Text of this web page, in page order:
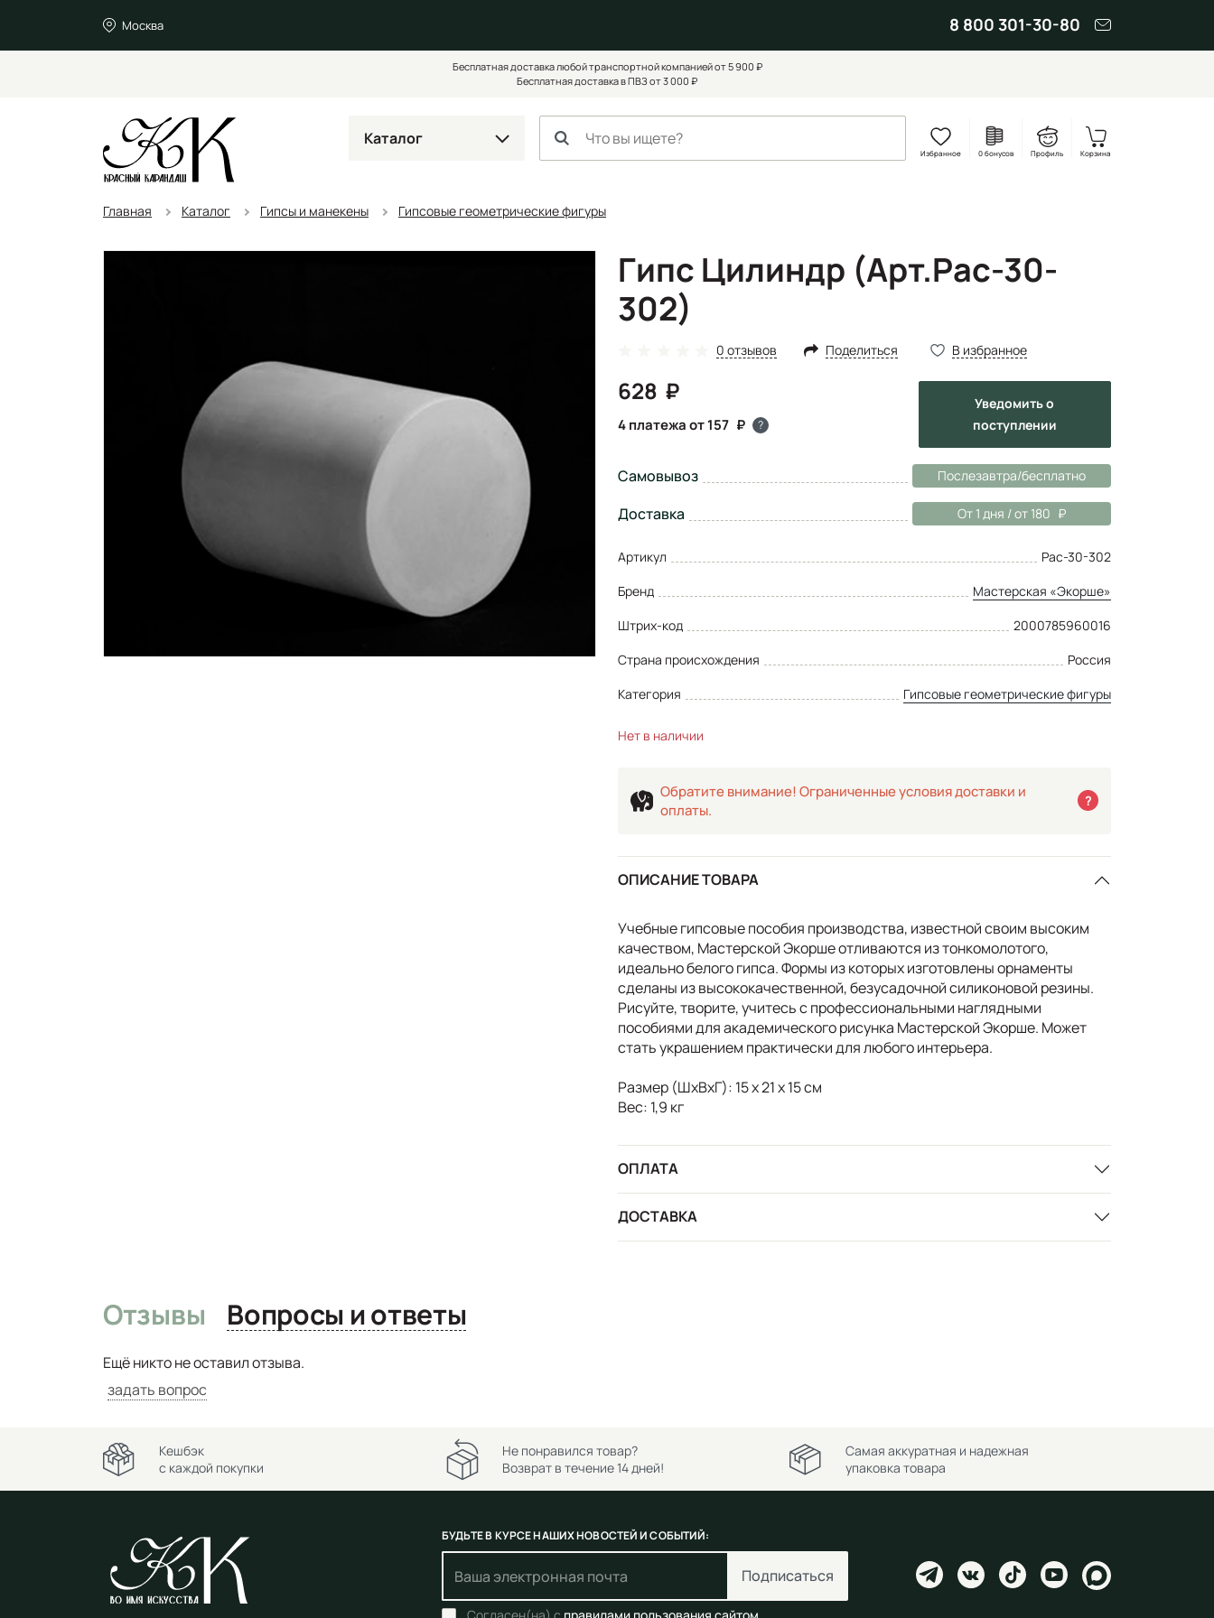
Москва 8 800 301-30-80
Бесплатная доставка любой транспортной компанией от 5 900 ₽
Бесплатная доставка в ПВЗ от 3 000 ₽
Каталог
Избранное 0 бонусов Профиль Корзина
Главная Каталог Гипсы и манекены Гипсовые геометрические фигуры
Гипс Цилиндр (Арт.Рас-30-
302)
0 отзывов Поделиться В избранное
628
4 платежа от 157 ?
Уведомитьо
поступлении
Самовывоз Послезавтра/бесплатно
Доставка От 1 дня / от 180
Артикул
Рас-30-302
Бренд
Мастерская «Экорше»
Штрих-код
2000785960016
Страна происхождения
Россия
Категория
Гипсовые геометрические фигуры
Нет в наличии
Обратите внимание! Ограниченные условия доставки и
оплаты.
?
ОПИСАНИЕ ТОВАРА
Учебные гипсовые пособия производства, известной своим высоким
качеством, Мастерской Экорше отливаются из тонкомолотого,
идеально белого гипса. Формы из которых изготовлены орнаменты
сделаны из высококачественной, безусадочной силиконовой резины.
Рисуйте, творите, учитесь с профессиональными наглядными
пособиями для академического рисунка Мастерской Экорше. Может
стать украшением практически для любого интерьера.
Размер (ШхВхГ): 15 х 21 х 15 см
Вес: 1,9 кг
ОПЛАТА
ДОСТАВКА
Отзывы Вопросы и ответы
Ещё никто не оставил отзыва.
задать вопрос
Кешбэк
с каждой покупки
Не понравился товар?
Возврат в течение 14 дней!
Самая аккуратная и надежная
упаковка товара
БУДЬТЕ В КУРСЕ НАШИХ НОВОСТЕЙ И СОБЫТИЙ:
Подписаться